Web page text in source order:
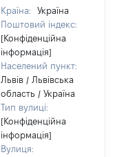
Країна:
Україна
Поштовий індекс:
[Конфіденційна
інформація]
Населений пункт:
Львів / Львівська
область / Україна
Тип вулиці:
[Конфіденційна
інформація]
Вулиця: